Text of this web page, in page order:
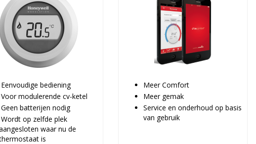
Eenvoudige bediening
Voor modulerende cv-ketel
Geen batterijen nodig
Wordt op zelfde plek
waar nu de
is
Meer Comfort
Meer gemak
Service en onderhoud op basis
van gebruik